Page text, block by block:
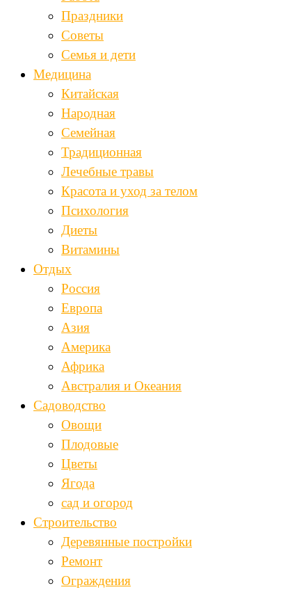
Праздники
Советы
Семья и дети
Медицина
Китайская
Народная
Семейная
Традиционная
Лечебные травы
Красота и уход за телом
Психология
Диеты
Витамины
Отдых
Россия
Европа
Азия
Америка
Африка
Австралия и Океания
Садоводство
Овощи
Плодовые
Цветы
Ягода
сад и огород
Строительство
Деревянные постройки
Ремонт
Ограждения